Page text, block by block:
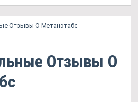
Отзывы О Метанотабс
Отзывы О